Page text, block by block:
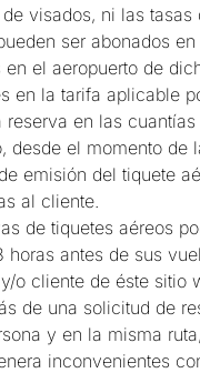
visados, ni las tasas
ser abonados
en el aeropuerto de
en la tarifa aplicable
reserva en las
desde el momento de
emisión del tiquete
al cliente.
de tiquetes aéreos
horas antes de sus
o cliente de éste sitio
de una solicitud de
y en la misma
inconvenientes